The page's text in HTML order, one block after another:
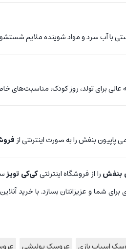
با آب سرد و مواد شوینده ملایم
عالی برای تولد، روز کودک،
بنفش را به صورت اینترنتی از
بنفش را از فروشگاه اینترنتیکی‌کی تویز
شما و عزیزانتان بسازد. با خرید
اسباب بازی عروسک پولیشی